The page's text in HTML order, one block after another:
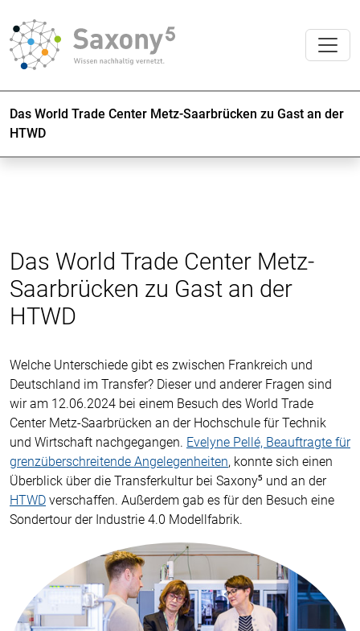
Das World Trade Center Metz-Saarbrücken zu Gast an der
HTWD
Das World Trade Center Metz-
Saarbrücken zu Gast an der
HTWD
Welche Unterschiede gibt es zwischen Frankreich und
Deutschland im Transfer? Dieser und anderer Fragen sind
wir am 12.06.2024 bei einem Besuch des World Trade
Center Metz-Saarbrücken an der Hochschule für Technik
und Wirtschaft nachgegangen. Evelyne Pellé, Beauftragte für
grenzüberschreitende Angelegenheiten, konnte sich einen
Überblick über die Transferkultur bei Saxony⁵ und an der
HTWD verschaffen. Außerdem gab es für den Besuch eine
Sondertour der Industrie 4.0 Modellfabrik.